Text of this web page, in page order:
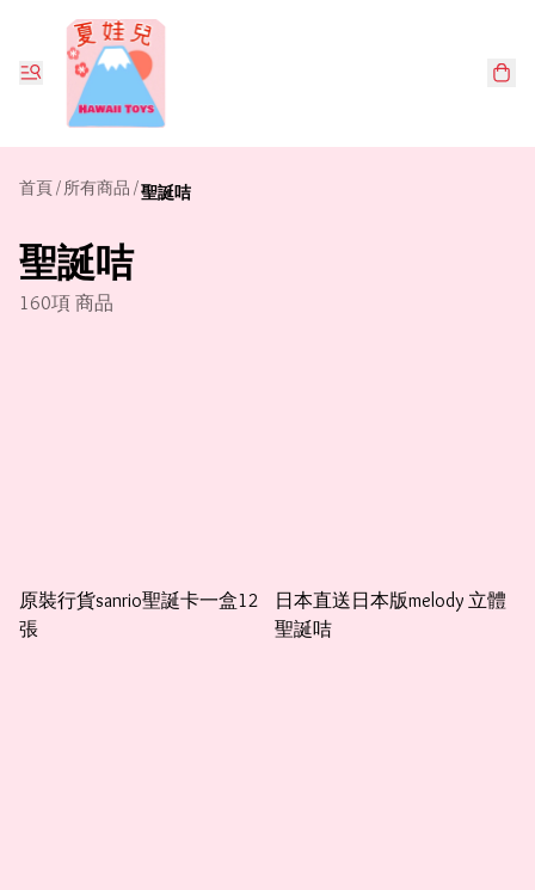
首頁/ 所有商品 /聖誕咭
聖誕咭
160項 商品
原裝行貨sanrio聖誕卡一盒12
張
日本直送日本版melody 立體
聖誕咭